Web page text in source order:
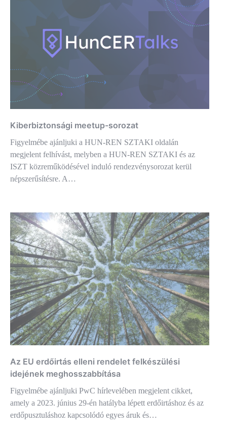
Kiberbiztonsági meetup-sorozat
Figyelmébe ajánljuki a HUN-REN SZTAKI oldalán
megjelent felhívást, melyben a HUN-REN SZTAKI és az
ISZT közreműködésével induló rendezvénysorozat kerül
népszerűsítésre. A…
Az EU erdőirtás elleni rendelet felkészülési
idejének meghosszabbítása
Figyelmébe ajánljuki PwC hírlevelében megjelent cikket,
amely a 2023. június 29-én hatályba lépett erdőirtáshoz és az
erdőpusztuláshoz kapcsolódó egyes áruk és…